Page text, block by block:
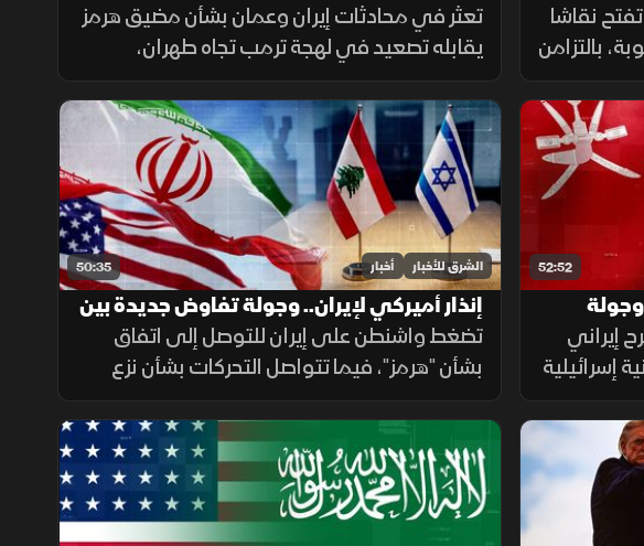
نقاشا
بالتزامن
ووقف
بخيار التصعيد
تعثر في محادثات إيران وعمان بشأن مضيق هرمز
يقابله تصعيد في لهجة ترمب تجاه طهران،
بالتزامن مع استمرار ملفات القدس ولبنان وغزة،
وتحديات المهاجرين في سبتة.
52:52
إيراني
إسرائيلية
مقابل
50:35 الشرق للأخبار أخبار
إنذار أميركي لإيران.. وجولة تفاوض جديدة بين
لبنان وإسرائيل
تضغط واشنطن على إيران للتوصل إلى اتفاق
بشأن "هرمز"، فيما تتواصل التحركات بشأن نزع
السلاح في غزة، وتستعد روما لجولة جديدة من
المفاوضات اللبنانية الإسرائيلية، ومواقف داعمة
لأمن الملاحة في البحر الأحمر.